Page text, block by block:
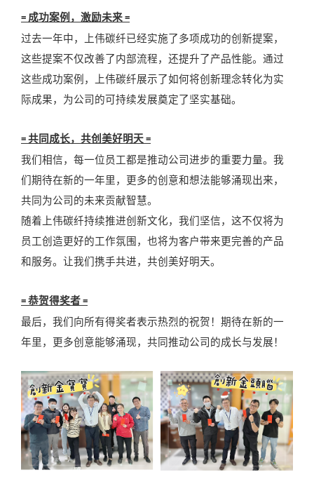
= 成功案例，激励未来 =
过去一年中，上伟碳纤已经实施了多项成功的创新提案，
这些提案不仅改善了内部流程，还提升了产品性能。通过
这些成功案例，上伟碳纤展示了如何将创新理念转化为实
际成果，为公司的可持续发展奠定了坚实基础。
= 共同成长，共创美好明天 =
我们相信，每一位员工都是推动公司进步的重要力量。我
们期待在新的一年里，更多的创意和想法能够涌现出来，
共同为公司的未来贡献智慧。
随着上伟碳纤持续推进创新文化，我们坚信，这不仅将为
员工创造更好的工作氛围，也将为客户带来更完善的产品
和服务。让我们携手共进，共创美好明天。
= 恭贺得奖者 =
最后，我们向所有得奖者表示热烈的祝贺！期待在新的一
年里，更多创意能够涌现，共同推动公司的成长与发展！